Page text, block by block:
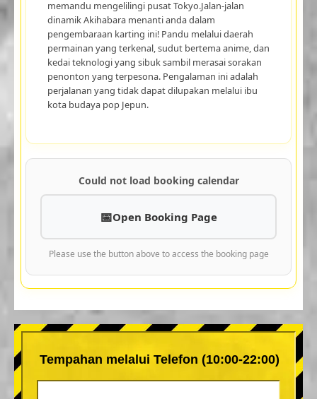
memandu mengelilingi pusat Tokyo.Jalan-jalan
dinamik Akihabara menanti anda dalam
pengembaraan karting ini! Pandu melalui daerah
permainan yang terkenal, sudut bertema anime, dan
kedai teknologi yang sibuk sambil merasai sorakan
penonton yang terpesona. Pengalaman ini adalah
perjalanan yang tidak dapat dilupakan melalui ibu
kota budaya pop Jepun.
Could not load booking calendar
Open Booking Page
Please use the button above to access the booking page
Tempahan melalui Telefon (10:00-22:00)